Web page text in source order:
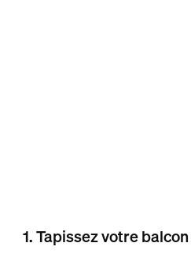
1. Tapissez votre